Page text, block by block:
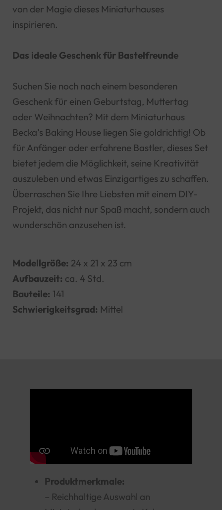
von der Magie dieses Miniaturhauses
inspirieren.
Das ideale Geschenk für Bastelfreunde
Suchen Sie noch nach einem besonderen
Geschenk für einen Geburtstag, Muttertag
oder Weihnachten? Mit dem Miniaturhaus
Becka’s Baking House liegen Sie goldrichtig! Ob
für Anfänger oder erfahrene Bastler, dieses Set
bietet jedem die Möglichkeit, seine Kreativität
auszuleben und etwas Einzigartiges zu schaffen.
Überraschen Sie Ihre Liebsten mit einem DIY-
Projekt, das nicht nur Spaß macht, sondern auch
wunderschön anzusehen ist.
Modellgröße: 24 x 21 x 23 cm
Aufbauzeit: ca. 4 Std.
Bauteile: 141
Schwierigkeitsgrad: Mittel
Produktmerkmale:
– Reichhaltige Auswahl an